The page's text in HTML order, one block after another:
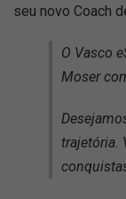
seu novo Coach
O Vasco
Moser
trajetória.